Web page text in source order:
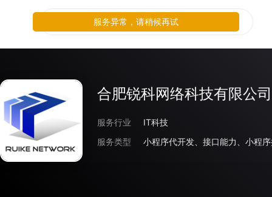
合肥锐科网络科技有限公司
服务行业
IT科技
服务类型
小程序代开发、接口能力、小程
服务异常，请稍候再试